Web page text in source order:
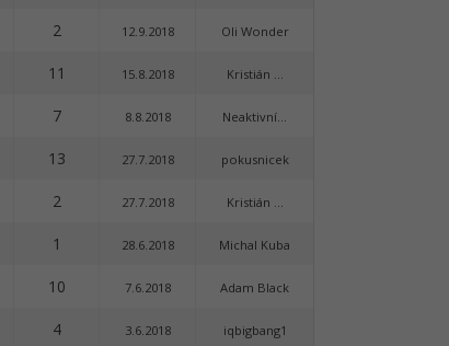
2 12.9.2018 Oli Wonder
11 15.8.2018 Kristián ...
7 8.8.2018 Neaktivní...
13 27.7.2018 pokusnicek
2 27.7.2018 Kristián ...
1 28.6.2018 Michal Kuba
10 7.6.2018 Adam Black
4 3.6.2018 iqbigbang1